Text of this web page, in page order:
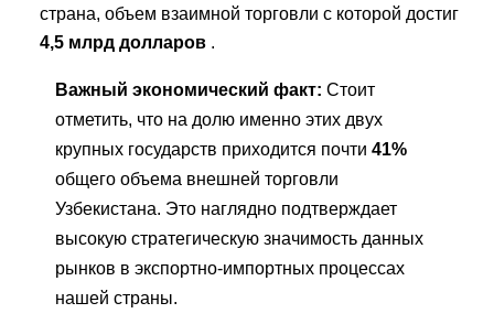
страна, объем взаимной торговли с которой достиг
4,5 млрд долларов .
Важный экономический факт: Стоит
отметить, что на долю именно этих двух
крупных государств приходится почти 41%
общего объема внешней торговли
Узбекистана. Это наглядно подтверждает
высокую стратегическую значимость данных
рынков в экспортно-импортных процессах
нашей страны.